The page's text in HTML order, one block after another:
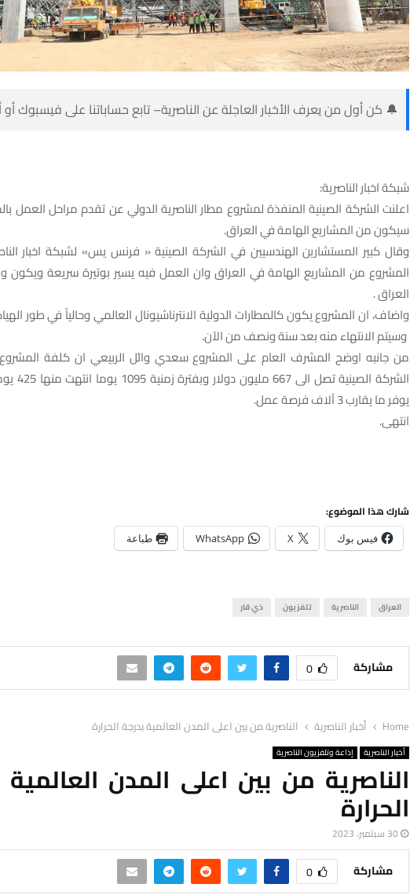
🔔 كن أول من يعرف الأخبار العاجلة عن الناصرية– تابع حساباتنا على فيسبوك
شبكة اخبار الناصرية:
اعلنت الشركة الصينية المنفذة لمشروع مطار الناصرية الدولي عن تقدم مراحل العمل
سيكون من المشاريع الهامة في العراق.
وقال كبير المستشارين الهندسيين في الشركة الصينية « فرنس يس» لشبكة اخبار
المشروع من المشاريع الهامة في العراق وان العمل فيه يسير بوتيرة سريعة ويكون
العراق .
واضاف، ان المشروع يكون كالمطارات الدولية الانترناشيونال العالمي وحالياً في طور
وسيتم الانتهاء منه بعد سنة ونصف من الآن.
من جانبه اوضح المشرف العام على المشروع سعدي وائل الربيعي ان كلفة
الشركة الصينية
يوفر ما يقارب 3 آلاف فرصة عمل.
انتهى.
شارك هذا الموضوع:
فيس بوك X
WhatsApp طباعة
العراق الناصرية تلفزيون ذي قار
مشاركة 0
Home أخبار الناصرية الناصرية من بين اعلى المدن العالمية بدرجة الحرارة
أخبار الناصرية إذاعة وتلفزيون الناصرية
الناصرية من بين اعلى المدن العالمية
الحرارة
30 سبتمبر، 2023
مشاركة 0